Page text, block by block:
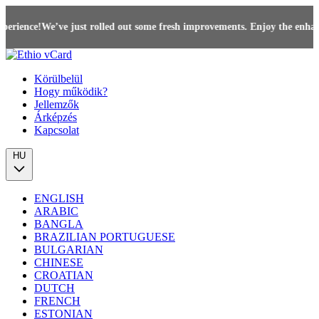
We’ve just rolled out some fresh improvements. Enjoy the enhanced
Körülbelül
Hogy működik?
Jellemzők
Árképzés
Kapcsolat
HU
ENGLISH
ARABIC
BANGLA
BRAZILIAN PORTUGUESE
BULGARIAN
CHINESE
CROATIAN
DUTCH
FRENCH
ESTONIAN